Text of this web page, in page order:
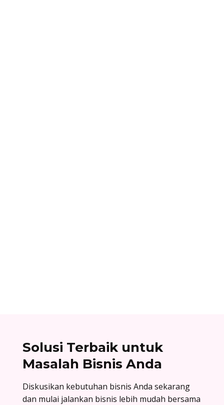
Solusi Terbaik untuk
Masalah Bisnis Anda
Diskusikan kebutuhan bisnis Anda sekarang
dan mulai jalankan bisnis lebih mudah bersama